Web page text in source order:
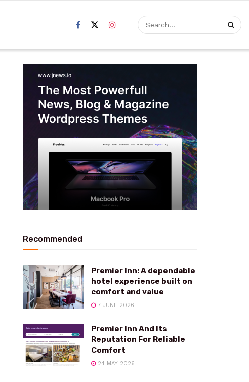
Recommended
Premier Inn: A dependable
hotel experience built on
comfort and value
7 JUNE 2026
Premier Inn And Its
Reputation For Reliable
Comfort
24 MAY 2026